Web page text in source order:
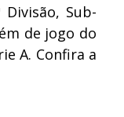
Sub-
de jogo do
A. Confira a